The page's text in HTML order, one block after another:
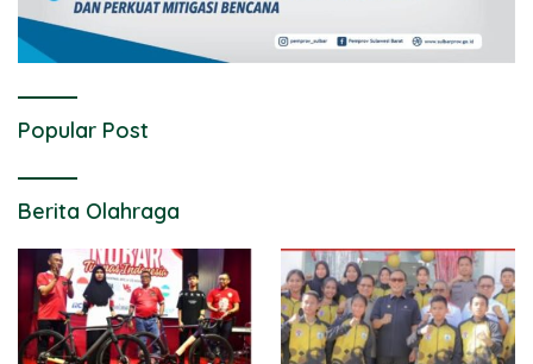
Popular Post
Berita Olahraga